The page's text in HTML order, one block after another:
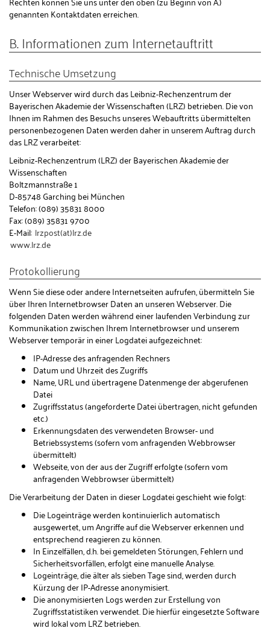
genannten Kontaktdaten erreichen.
B. Informationen zum Internetauftritt
Technische Umsetzung
Unser Webserver wird durch das Leibniz-Rechenzentrum der
Bayerischen Akademie der Wissenschaften (LRZ) betrieben. Die von
Ihnen im Rahmen des Besuchs unseres Webauftritts übermittelten
personenbezogenen Daten werden daher in unserem Auftrag durch
das LRZ verarbeitet:
Leibniz-Rechenzentrum (LRZ) der Bayerischen Akademie der
Wissenschaften
Boltzmannstraße 1
D-85748 Garching bei München
Telefon: (089) 35831 8000
Fax: (089) 35831 9700
E-Mail: lrzpost(at)lrz.de
www.lrz.de
Protokollierung
Wenn Sie diese oder andere Internetseiten aufrufen, übermitteln Sie
über Ihren Internetbrowser Daten an unseren Webserver. Die
folgenden Daten werden während einer laufenden Verbindung zur
Kommunikation zwischen Ihrem Internetbrowser und unserem
Webserver temporär in einer Logdatei aufgezeichnet:
IP-Adresse des anfragenden Rechners
Datum und Uhrzeit des Zugriffs
Name, URL und übertragene Datenmenge der abgerufenen
Datei
Zugriffsstatus (angeforderte Datei übertragen, nicht gefunden
etc.)
Erkennungsdaten des verwendeten Browser- und
Betriebssystems (sofern vom anfragenden Webbrowser
übermittelt)
Webseite, von der aus der Zugriff erfolgte (sofern vom
anfragenden Webbrowser übermittelt)
Die Verarbeitung der Daten in dieser Logdatei geschieht wie folgt:
Die Logeinträge werden kontinuierlich automatisch
ausgewertet, um Angriffe auf die Webserver erkennen und
entsprechend reagieren zu können.
In Einzelfällen, d.h. bei gemeldeten Störungen, Fehlern und
Sicherheitsvorfällen, erfolgt eine manuelle Analyse.
Logeinträge, die älter als sieben Tage sind, werden durch
Kürzung der IP-Adresse anonymisiert.
Die anonymisierten Logs werden zur Erstellung von
Zugriffsstatistiken verwendet. Die hierfür eingesetzte Software
wird lokal vom LRZ betrieben.